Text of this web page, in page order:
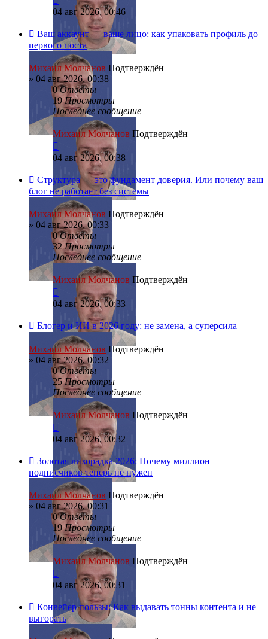
04 авг 2026, 00:46
Ваш аккаунт — ваше лицо: как упаковать профиль до
первого поста
Михаил Молчанов Подтверждён
» 04 авг 2026, 00:38
0Ответы
19Просмотры
Последнее сообщение
Михаил Молчанов Подтверждён
04 авг 2026, 00:38
Структура — это фундамент доверия. Или почему ваш
блог не работает без системы
Михаил Молчанов Подтверждён
» 04 авг 2026, 00:33
0Ответы
32Просмотры
Последнее сообщение
Михаил Молчанов Подтверждён
04 авг 2026, 00:33
Блогер и ИИ в 2026 году: не замена, а суперсила
Михаил Молчанов Подтверждён
» 04 авг 2026, 00:32
0Ответы
25Просмотры
Последнее сообщение
Михаил Молчанов Подтверждён
04 авг 2026, 00:32
Золотая лихорадка 2026: Почему миллион
подписчиков теперь не нужен
Михаил Молчанов Подтверждён
» 04 авг 2026, 00:31
0Ответы
19Просмотры
Последнее сообщение
Михаил Молчанов Подтверждён
04 авг 2026, 00:31
Конвейер пользы: Как выдавать тонны контента и не
выгорать